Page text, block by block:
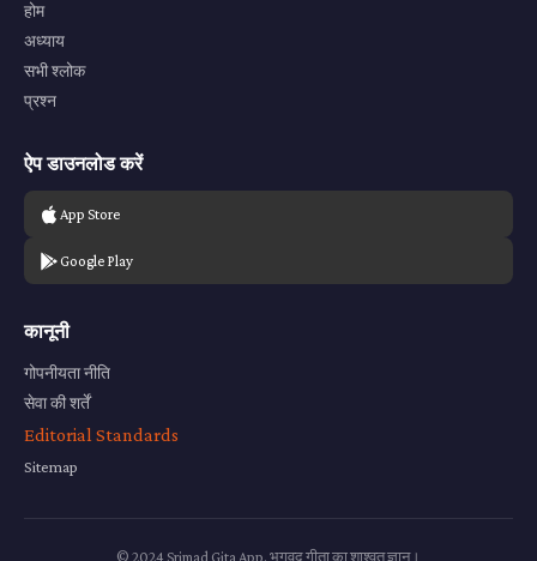
होम
अध्याय
सभी श्लोक
प्रश्न
ऐप डाउनलोड करें
App Store
Google Play
कानूनी
गोपनीयता नीति
सेवा की शर्तें
Editorial Standards
Sitemap
© 2024 Srimad Gita App. भगवद गीता का शाश्वत ज्ञान।